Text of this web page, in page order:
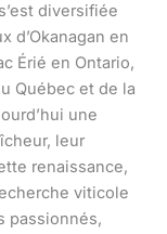
diversifiée
d’Okanagan en
Érié en Ontario,
Québec et de la
une
leur
renaissance,
viticole
passionnés,